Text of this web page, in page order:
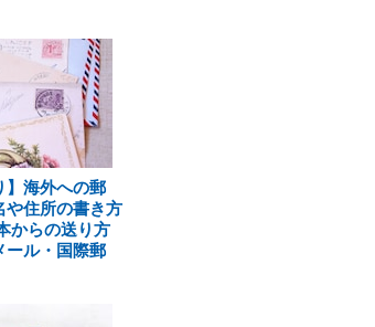
】海外への郵
や住所の書き方
からの送り方
ール・国際郵